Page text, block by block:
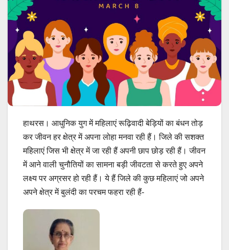
हाथरस। आधुनिक युग में महिलाएं रूढ़िवादी बेड़ियों का बंधन तोड़
कर जीवन हर क्षेत्र में अपना लोहा मनवा रही हैं। जिले की सशक्त
महिलाएं जिस भी क्षेत्र में जा रही हैं अपनी छाप छोड़ रही हैं। जीवन
में आने वाली चुनौतियों का सामना बड़ी जीवटता से करते हुए अपने
लक्ष्य पर अग्रसर हो रही हैं। ये हैं जिले की कुछ महिलाएं जो अपने
अपने क्षेत्र में बुलंदी का परचम फहरा रही हैं-